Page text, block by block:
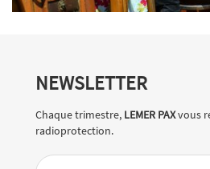
NEWSLETTER
Chaque trimestre, LEMER PAXvous
radioprotection.